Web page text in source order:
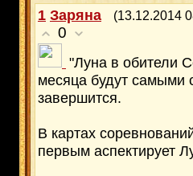
1 Заряна (13.12.2014
0
"Луна в обители
месяца будут самыми
завершится.
В картах
первым аспектирует